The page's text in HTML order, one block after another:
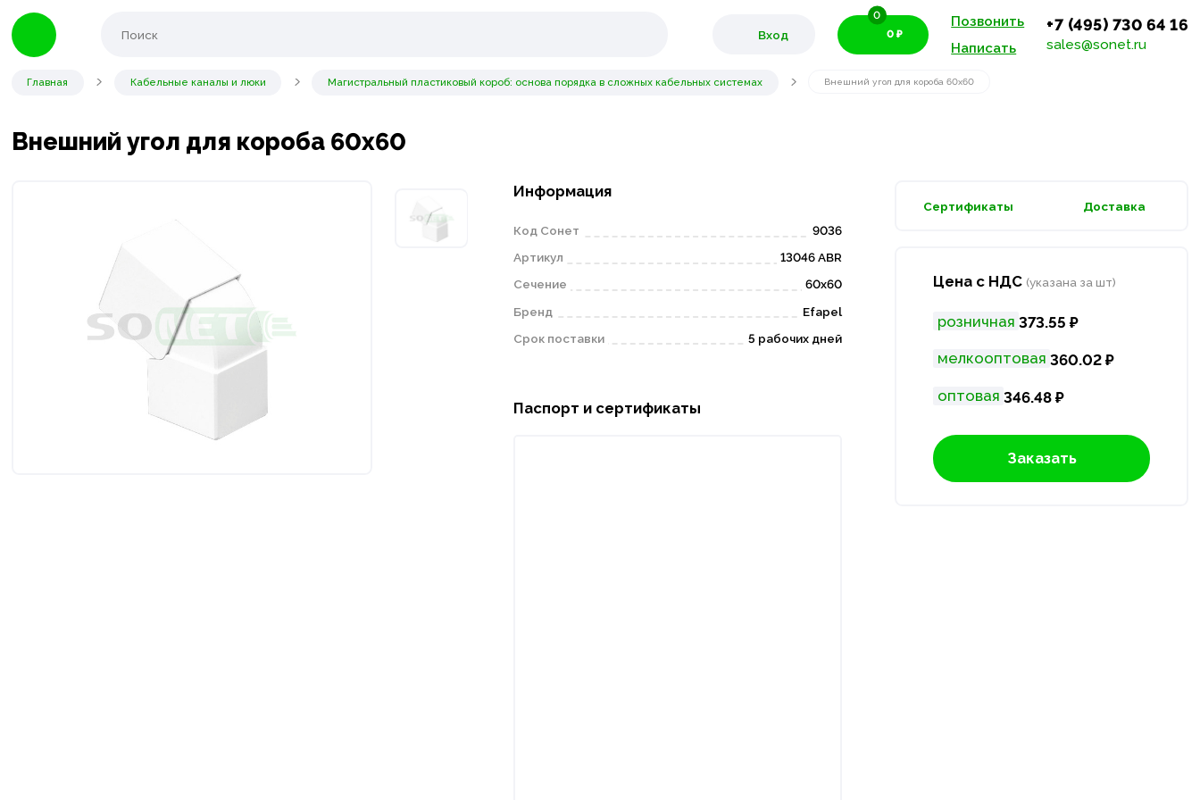
Вход 0 ₽
0
Позвонить
Написать
+7 (495) 730 64 16
sales@sonet.ru
Главная Кабельные каналы и люки Магистральный пластиковый короб: основа порядка в сложных кабельных системах Внешний угол для короба 60х60
Внешний угол для короба 60х60
Информация
Код Сонет
9036
Артикул
13046 ABR
Сечение
60х60
Бренд
Efapel
Срок поставки
5 рабочих дней
Паспорт и сертификаты
Сертификаты Доставка
Цена с НДС (указана за шт)
розничная 373.55 ₽
мелкооптовая 360.02 ₽
оптовая 346.48 ₽
Заказать